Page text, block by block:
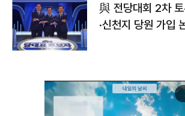
與 전당대회 2차
·신천지 당원 가입